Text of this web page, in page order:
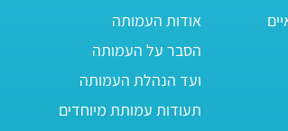
אודות העמותה
הסבר על העמותה
ועד הנהלת העמותה
תעודות עמותת מיוחדים